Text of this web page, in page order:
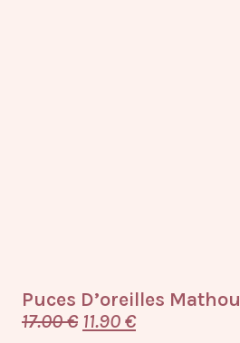
Puces D’oreilles Mathou
17.00€ 11.90€